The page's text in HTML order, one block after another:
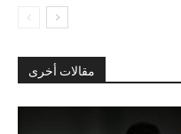
مقالات أخرى